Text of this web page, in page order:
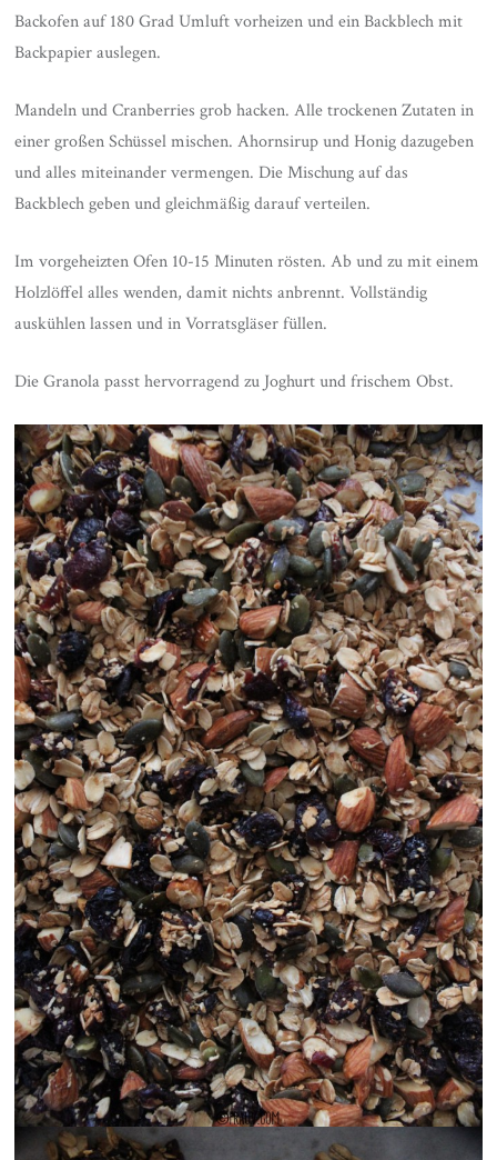
Backofen auf 180 Grad Umluft vorheizen und ein Backblech mit
Backpapier auslegen.
Mandeln und Cranberries grob hacken. Alle trockenen Zutaten in
einer großen Schüssel mischen. Ahornsirup und Honig dazugeben
und alles miteinander vermengen. Die Mischung auf das
Backblech geben und gleichmäßig darauf verteilen.
Im vorgeheizten Ofen 10-15 Minuten rösten. Ab und zu mit einem
Holzlöffel alles wenden, damit nichts anbrennt. Vollständig
auskühlen lassen und in Vorratsgläser füllen.
Die Granola passt hervorragend zu Joghurt und frischem Obst.